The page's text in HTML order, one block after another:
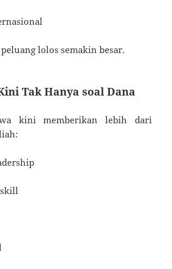
lolos semakin besar.
Tak Hanya soal Dana
kini memberikan lebih dari